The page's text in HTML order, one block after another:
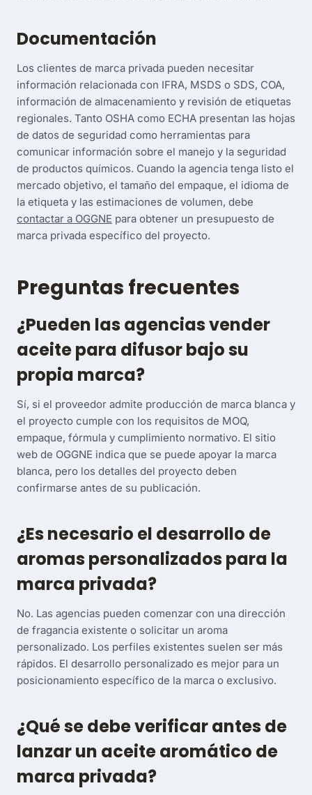
Documentación
Los clientes de marca privada pueden necesitar
información relacionada con IFRA, MSDS o SDS, COA,
información de almacenamiento y revisión de etiquetas
regionales. Tanto OSHA como ECHA presentan las hojas
de datos de seguridad como herramientas para
comunicar información sobre el manejo y la seguridad
de productos químicos. Cuando la agencia tenga listo el
mercado objetivo, el tamaño del empaque, el idioma de
la etiqueta y las estimaciones de volumen, debe
contactar a OGGNE para obtener un presupuesto de
marca privada específico del proyecto.
Preguntas frecuentes
¿Pueden las agencias vender
aceite para difusor bajo su
propia marca?
Sí, si el proveedor admite producción de marca blanca y
el proyecto cumple con los requisitos de MOQ,
empaque, fórmula y cumplimiento normativo. El sitio
web de OGGNE indica que se puede apoyar la marca
blanca, pero los detalles del proyecto deben
confirmarse antes de su publicación.
¿Es necesario el desarrollo de
aromas personalizados para la
marca privada?
No. Las agencias pueden comenzar con una dirección
de fragancia existente o solicitar un aroma
personalizado. Los perfiles existentes suelen ser más
rápidos. El desarrollo personalizado es mejor para un
posicionamiento específico de la marca o exclusivo.
¿Qué se debe verificar antes de
lanzar un aceite aromático de
marca privada?